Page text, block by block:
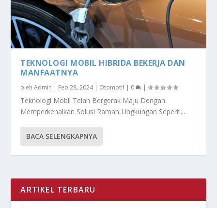
TEKNOLOGI MOBIL HIBRIDA BEKERJA DAN
MANFAATNYA
olehAdmin | Feb 28, 2024| Otomotif | 0 |
Teknologi Mobil Telah Bergerak Maju Dengan
Memperkenalkan Solusi Ramah Lingkungan Seperti...
BACA SELENGKAPNYA
ARTIKEL TERBARU